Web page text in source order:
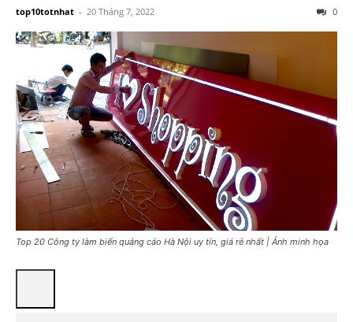
top10totnhat - 20 Tháng 7, 2022 0
Top 20 Công ty làm biển quảng cáo Hà Nội uy tín, giá rẻ nhất | Ảnh minh họa